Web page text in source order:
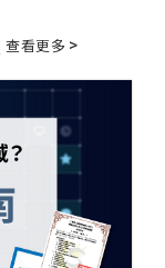
查看更多 >